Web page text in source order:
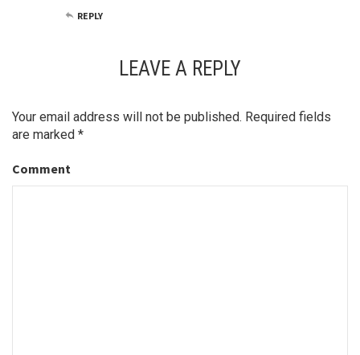
REPLY
LEAVE A REPLY
Your email address will not be published. Required fields
are marked *
Comment